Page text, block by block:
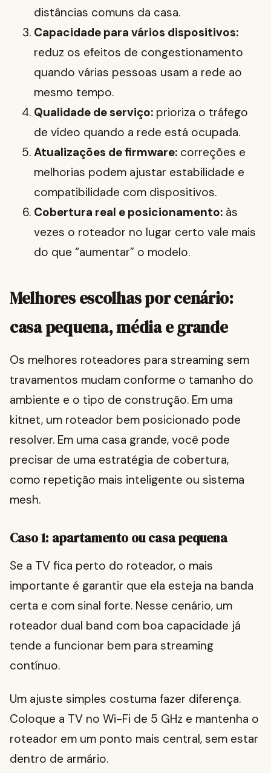
distâncias comuns da casa.
Capacidade para vários dispositivos:
reduz os efeitos de congestionamento
quando várias pessoas usam a rede ao
mesmo tempo.
Qualidade de serviço: prioriza o tráfego
de vídeo quando a rede está ocupada.
Atualizações de firmware: correções e
melhorias podem ajustar estabilidade e
compatibilidade com dispositivos.
Cobertura real e posicionamento: às
vezes o roteador no lugar certo vale mais
do que “aumentar” o modelo.
Melhores escolhas por cenário:
casa pequena, média e grande
Os melhores roteadores para streaming sem
travamentos mudam conforme o tamanho do
ambiente e o tipo de construção. Em uma
kitnet, um roteador bem posicionado pode
resolver. Em uma casa grande, você pode
precisar de uma estratégia de cobertura,
como repetição mais inteligente ou sistema
mesh.
Caso 1: apartamento ou casa pequena
Se a TV fica perto do roteador, o mais
importante é garantir que ela esteja na banda
certa e com sinal forte. Nesse cenário, um
roteador dual band com boa capacidade já
tende a funcionar bem para streaming
contínuo.
Um ajuste simples costuma fazer diferença.
Coloque a TV no Wi-Fi de 5 GHz e mantenha o
roteador em um ponto mais central, sem estar
dentro de armário.